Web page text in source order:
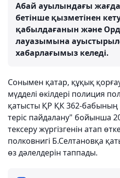
Абай ауылындағы
бетінше қызметінен
қабылдағанын және
лауазымына
хабарлағымыз келеді.
Сонымен қатар, құқық
мүдделі өкілдері полиция
қатысты ҚР ҚК 362-бабының
теріс пайдалану" бойынша
тексеру жүргізгенін атап
полковнигі Б.Селтановқа
өз дәлелдерін таппады.